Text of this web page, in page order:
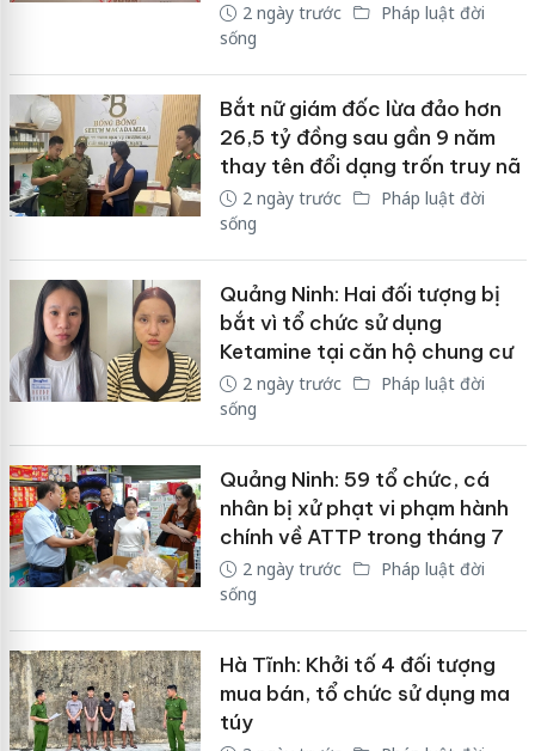
2 ngày trước
Pháp luật đời
sống
Bắt nữ giám đốc lừa đảo hơn
26,5 tỷ đồng sau gần 9 năm
thay tên đổi dạng trốn truy nã
2 ngày trước
Pháp luật đời
sống
Quảng Ninh: Hai đối tượng bị
bắt vì tổ chức sử dụng
Ketamine tại căn hộ chung cư
2 ngày trước
Pháp luật đời
sống
Quảng Ninh: 59 tổ chức, cá
nhân bị xử phạt vi phạm hành
chính về ATTP trong tháng 7
2 ngày trước
Pháp luật đời
sống
Hà Tĩnh: Khởi tố 4 đối tượng
mua bán, tổ chức sử dụng ma
túy